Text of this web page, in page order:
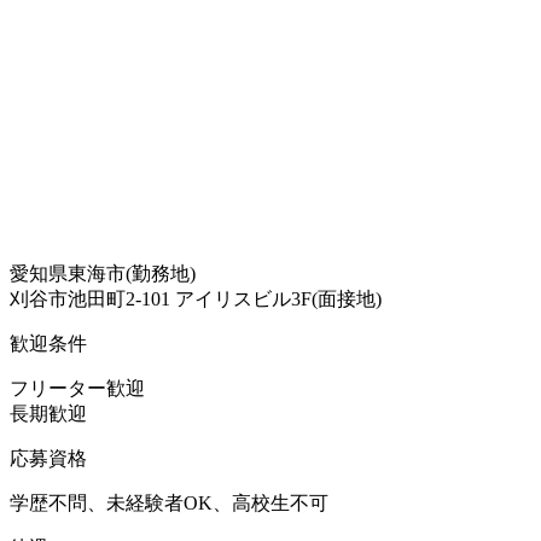
愛知県東海市(勤務地)
刈谷市池田町2-101 アイリスビル3F(面接地)
歓迎条件
フリーター歓迎
長期歓迎
応募資格
学歴不問、未経験者OK、高校生不可